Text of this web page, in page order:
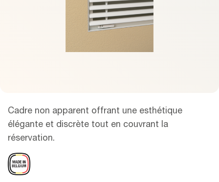
Cadre non apparent offrant une esthétique
élégante et discrète tout en couvrant la
réservation.